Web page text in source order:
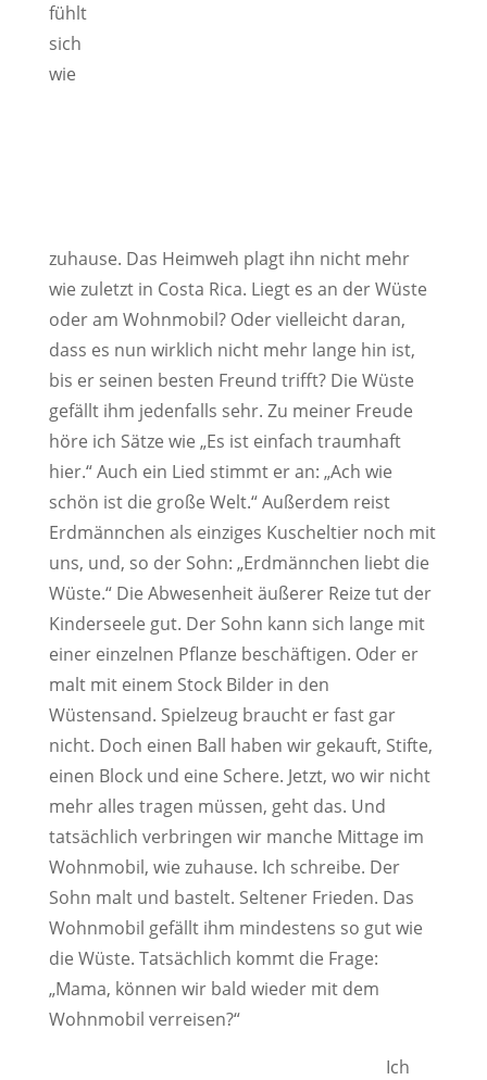
fühlt
sich
wie
zuhause. Das Heimweh plagt ihn nicht mehr
wie zuletzt in Costa Rica. Liegt es an der Wüste
oder am Wohnmobil? Oder vielleicht daran,
dass es nun wirklich nicht mehr lange hin ist,
bis er seinen besten Freund trifft? Die Wüste
gefällt ihm jedenfalls sehr. Zu meiner Freude
höre ich Sätze wie „Es ist einfach traumhaft
hier.“ Auch ein Lied stimmt er an: „Ach wie
schön ist die große Welt.“ Außerdem reist
Erdmännchen als einziges Kuscheltier noch mit
uns, und, so der Sohn: „Erdmännchen liebt die
Wüste.“ Die Abwesenheit äußerer Reize tut der
Kinderseele gut. Der Sohn kann sich lange mit
einer einzelnen Pflanze beschäftigen. Oder er
malt mit einem Stock Bilder in den
Wüstensand. Spielzeug braucht er fast gar
nicht. Doch einen Ball haben wir gekauft, Stifte,
einen Block und eine Schere. Jetzt, wo wir nicht
mehr alles tragen müssen, geht das. Und
tatsächlich verbringen wir manche Mittage im
Wohnmobil, wie zuhause. Ich schreibe. Der
Sohn malt und bastelt. Seltener Frieden. Das
Wohnmobil gefällt ihm mindestens so gut wie
die Wüste. Tatsächlich kommt die Frage:
„Mama, können wir bald wieder mit dem
Wohnmobil verreisen?“
Ich